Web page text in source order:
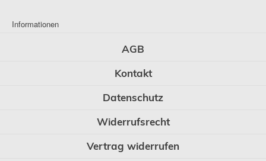
Informationen
AGB
Kontakt
Datenschutz
Widerrufsrecht
Vertrag widerrufen